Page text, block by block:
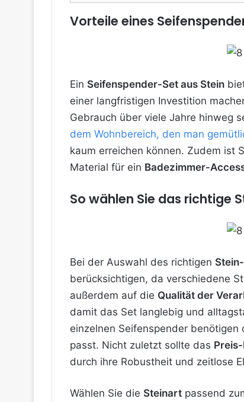
Vorteile eines
Ein Seifenspender-Set aus Stein
einer langfristigen Investition
Gebrauch über viele Jahre hinweg
dem Wohnbereich, den man
kaum erreichen können. Zudem ist
Material für ein Badezimmer-
So wählen Sie das richtige
Bei der Auswahl des richtigen
berücksichtigen, da verschiedene
außerdem auf die Qualität der
damit das Set langlebig und
einzelnen Seifenspender
passt. Nicht zuletzt sollte das
durch ihre Robustheit und zeitlose
Wählen Sie die Steinart passend